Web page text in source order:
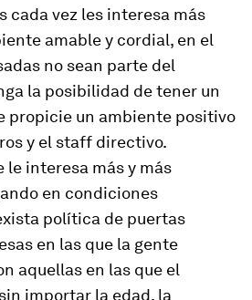
cada vez les interesa más
amable y cordial, en el
no sean parte del
la posibilidad de tener un
propicie un ambiente positivo
y el staff directivo.
le interesa más y más
en condiciones
política de puertas
en las que la gente
aquellas en las que el
importar la edad, la